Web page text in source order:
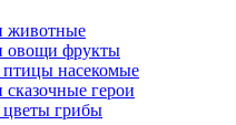
животные
овощи фрукты
насекомые
герои
грибы